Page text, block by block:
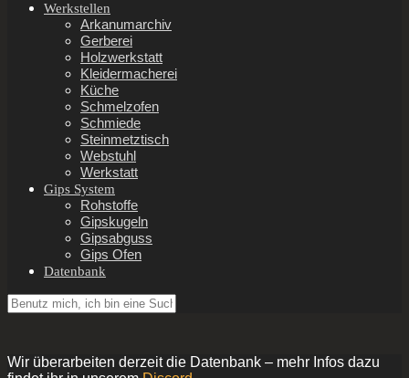
Werkstellen
Arkanumarchiv
Gerberei
Holzwerkstatt
Kleidermacherei
Küche
Schmelzofen
Schmiede
Steinmetztisch
Webstuhl
Werkstatt
Gips System
Rohstoffe
Gipskugeln
Gipsabguss
Gips Ofen
Datenbank
Wir überarbeiten derzeit die Datenbank – mehr Infos dazu